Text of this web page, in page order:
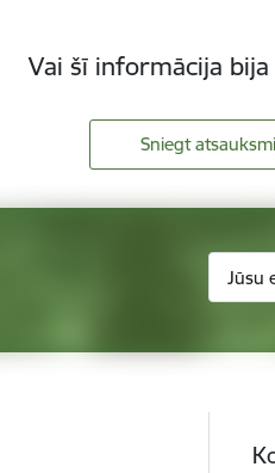
Vai šī informācija
Sniegt atsauksmi